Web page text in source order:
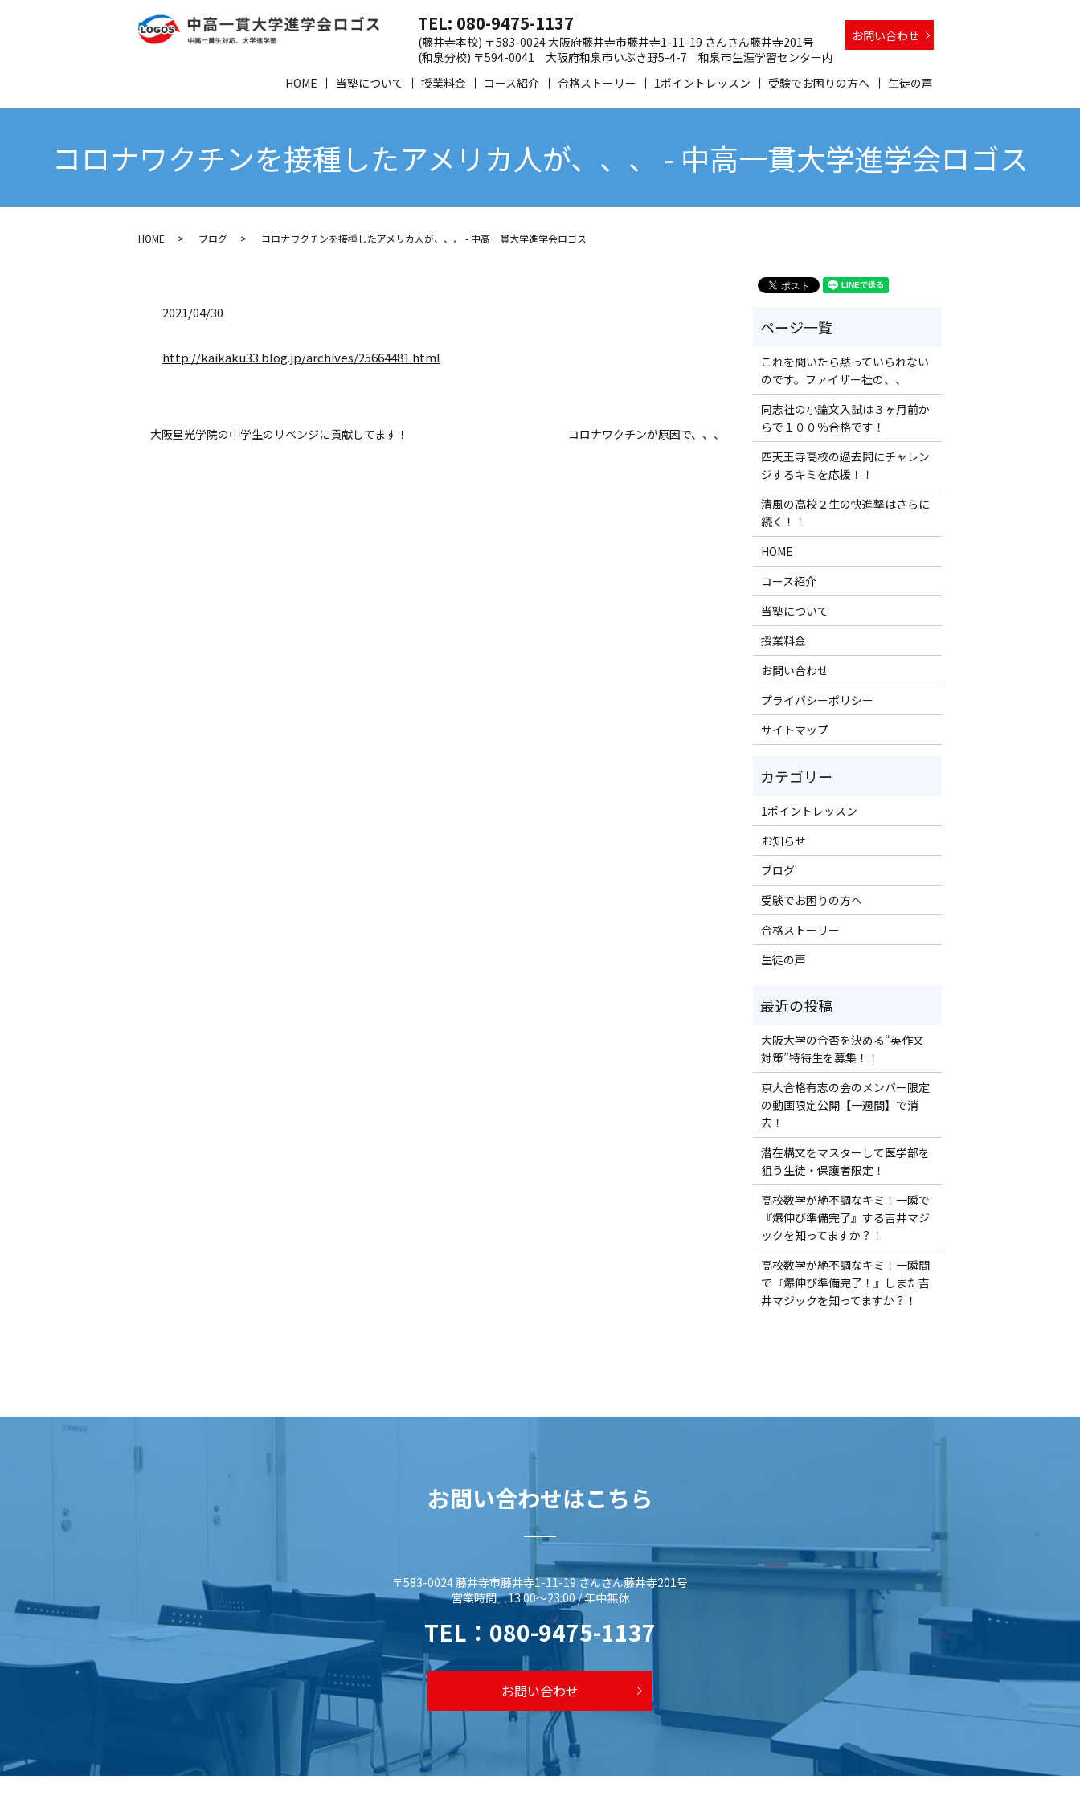
HOME 当塾について 授業料金 コース紹介 合格ストーリー 1ポイントレッスン 受験でお困りの方へ 生徒の声
TEL: 080-9475-1137
(藤井寺本校) 〒583-0024 大阪府藤井寺市藤井寺1-11-19 さんさん藤井寺201号
(和泉分校) 〒594-0041 大阪府和泉市いぶき野5-4-7 和泉市生涯学習センター内
お問い合わせ
コロナワクチンを接種したアメリカ人が、、、 - 中高一貫大学進学会ロゴス
HOME ブログ コロナワクチンを接種したアメリカ人が、、、 - 中高一貫大学進学会ロゴス
2021/04/30
http://kaikaku33.blog.jp/archives/25664481.html
大阪星光学院の中学生のリベンジに貢献してます！ コロナワクチンが原因で、、、
これを聞いたら黙っていられない
のです。ファイザー社の、、
同志社の小論文入試は３ヶ月前か
らで１００％合格です！
四天王寺高校の過去問にチャレン
ジするキミを応援！！
清風の高校２生の快進撃はさらに
続く！！
HOME
コース紹介
当塾について
授業料金
お問い合わせ
プライバシーポリシー
サイトマップ
1ポイントレッスン
お知らせ
ブログ
受験でお困りの方へ
合格ストーリー
生徒の声
大阪大学の合否を決める“英作文
対策”特待生を募集！！
京大合格有志の会のメンバー限定
の動画限定公開【一週間】で消
去！
潜在構文をマスターして医学部を
狙う生徒・保護者限定！
高校数学が絶不調なキミ！一瞬で
『爆伸び準備完了』する吉井マジ
ックを知ってますか？！
高校数学が絶不調なキミ！一瞬間
で『爆伸び準備完了！』しまた吉
井マジックを知ってますか？！
お問い合わせはこちら
〒583-0024 藤井寺市藤井寺1-11-19 さんさん藤井寺201号
営業時間 13:00～23:00 / 年中無休
TEL： 080-9475-1137
お問い合わせ